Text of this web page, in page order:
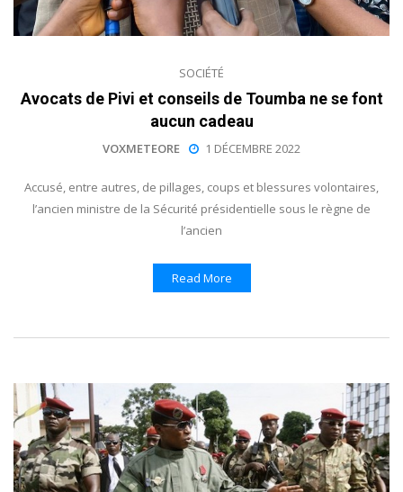
SOCIÉTÉ
Avocats de Pivi et conseils de Toumba ne se font
aucun cadeau
VOXMETEORE 1 DÉCEMBRE 2022
Accusé, entre autres, de pillages, coups et blessures volontaires,
l’ancien ministre de la Sécurité présidentielle sous le règne de
l’ancien
Read More